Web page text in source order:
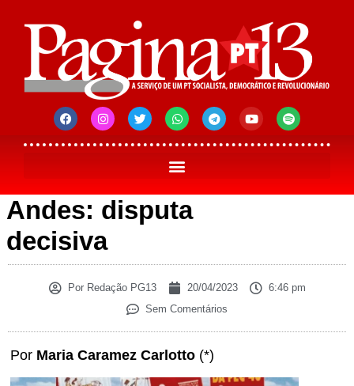
Andes: disputa
decisiva
PorRedação PG13 20/04/2023
6:46 pm
Sem Comentários
Por Maria Caramez Carlotto (*)